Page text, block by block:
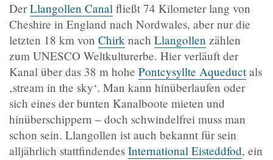
DerLlangollen Canal fließt 74 Kilometer lang von
Cheshire in England nach Nordwales, aber nur die
letzten 18 km von Chirk nach Llangollen zählen
zum UNESCO Weltkulturerbe. Hier verläuft der
Kanal über das 38 m hohe Pontcysyllte Aqueductals
‚stream in the sky‘. Man kann hinüberlaufen oder
sich eines der bunten Kanalboote mieten und
hinüberschippern – doch schwindelfrei muss man
schon sein. Llangollen ist auch bekannt für sein
alljährlich stattfindendes International Eisteddfod, ein